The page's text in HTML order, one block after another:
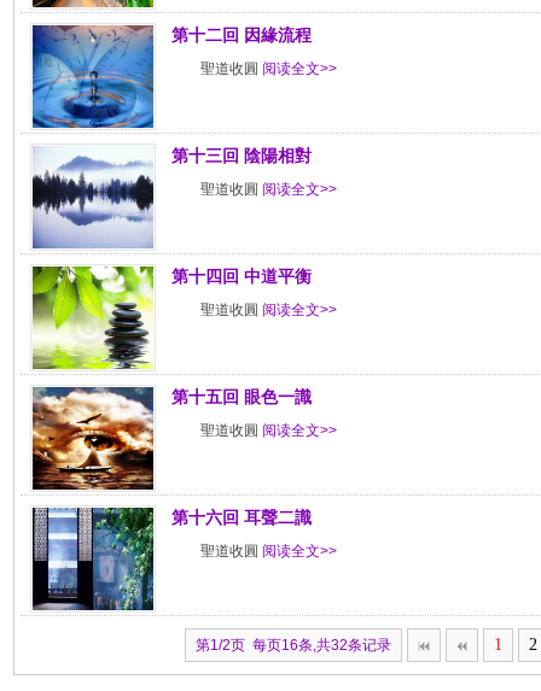
第十二回 因緣流程
聖道收圓 阅读全文>>
第十三回 陰陽相對
聖道收圓 阅读全文>>
第十四回 中道平衡
聖道收圓 阅读全文>>
第十五回 眼色一識
聖道收圓 阅读全文>>
第十六回 耳聲二識
聖道收圓 阅读全文>>
第1/2页 每页16条,共32条记录 1 2